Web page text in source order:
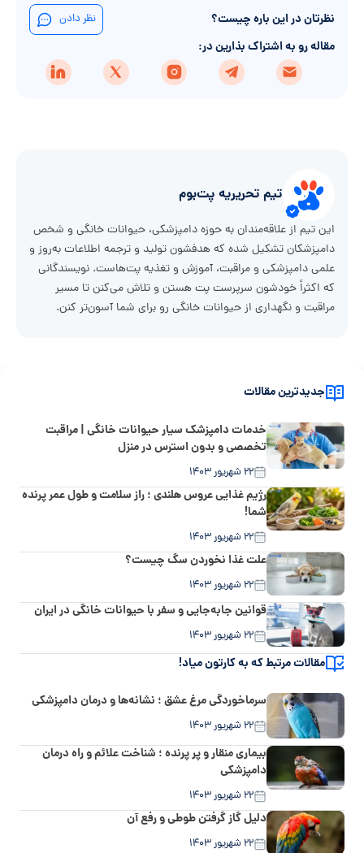
نظرتان در این باره چیست؟ نظر دادن
مقاله رو به اشتراک بذارین در:
تیم تحریریه پت‌بوم
این تیم از علاقه‌مندان به حوزه دامپزشکی، حیوانات خانگی و شخص
دامپزشکان تشکیل شده که هدفشون تولید و ترجمه اطلاعات به‌روز و
علمی دامپزشکی و مراقبت، آموزش و تغذیه پت‌هاست. نویسندگانی
که اکثراً خودشون سرپرست پت هستن و تلاش می‌کنن تا مسیر
مراقبت و نگهداری از حیوانات خانگی رو برای شما آسون‌تر کنن.
جدیدترین مقالات
خدمات دامپزشک سیار حیوانات خانگی | مراقبت
تخصصی و بدون استرس در منزل
۲۲ شهریور ۱۴۰۳
رژیم غذایی عروس هلندی ؛ راز سلامت و طول عمر پرنده
شما!
۲۲ شهریور ۱۴۰۳
علت غذا نخوردن سگ چیست؟
۲۲ شهریور ۱۴۰۳
قوانین جابه‌جایی و سفر با حیوانات خانگی در ایران
۲۲ شهریور ۱۴۰۳
مقالات مرتبط که به کارتون میاد!
سرماخوردگی مرغ عشق ؛ نشانه‌ها و درمان دامپزشکی
۲۲ شهریور ۱۴۰۳
بیماری منقار و پر پرنده ؛ شناخت علائم و راه درمان
دامپزشکی
۲۲ شهریور ۱۴۰۳
دلیل گاز گرفتن طوطی و رفع آن
۲۲ شهریور ۱۴۰۳